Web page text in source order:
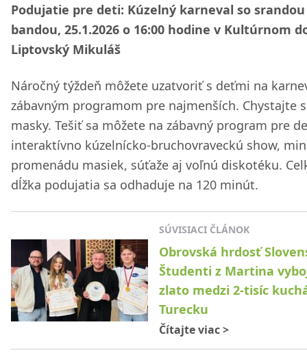
Podujatie pre deti: Kúzelný karneval so srandou
bandou, 25.1.2026 o 16:00 hodine v Kultúrnom
Liptovský Mikuláš
Náročný týždeň môžete uzatvoriť s deťmi na
zábavným programom pre najmenších. Chystajte
masky. Tešiť sa môžete na zábavný program pre
interaktívno kúzelnícko-bruchovraveckú show,
promenádu masiek, súťaže aj voľnú diskotéku.
dĺžka podujatia sa odhaduje na 120 minút.
SÚVISIACI ČLÁNOK
Obrovská hrdosť
Študenti z Martina
zlato medzi 2-tisíc
Turecku
Čítajte viac>